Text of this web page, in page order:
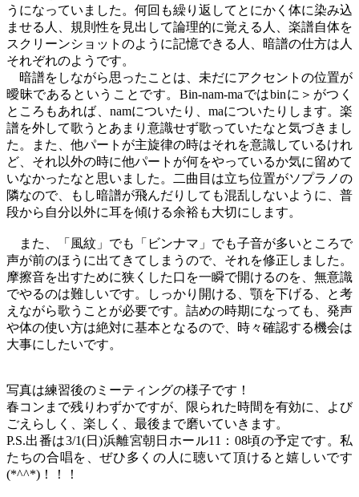
うになっていました。何回も繰り返してとにかく体に染み込
ませる人、規則性を見出して論理的に覚える人、楽譜自体を
スクリーンショットのように記憶できる人、暗譜の仕方は人
それぞれのようです。
暗譜をしながら思ったことは、未だにアクセントの位置が
曖昧であるということです。Bin-nam-maではbinに＞がつく
ところもあれば、namについたり、maについたりします。楽
譜を外して歌うとあまり意識せず歌っていたなと気づきまし
た。また、他パートが主旋律の時はそれを意識しているけれ
ど、それ以外の時に他パートが何をやっているか気に留めて
いなかったなと思いました。二曲目は立ち位置がソプラノの
隣なので、もし暗譜が飛んだりしても混乱しないように、普
段から自分以外に耳を傾ける余裕も大切にします。
また、「風紋」でも「ビンナマ」でも子音が多いところで
声が前のほうに出てきてしまうので、それを修正しました。
摩擦音を出すために狭くした口を一瞬で開けるのを、無意識
でやるのは難しいです。しっかり開ける、顎を下げる、と考
えながら歌うことが必要です。詰めの時期になっても、発声
や体の使い方は絶対に基本となるので、時々確認する機会は
大事にしたいです。
写真は練習後のミーティングの様子です！
春コンまで残りわずかですが、限られた時間を有効に、よび
ごえらしく、楽しく、最後まで磨いていきます。
P.S.出番は3/1(日)浜離宮朝日ホール11：08頃の予定です。私
たちの合唱を、ぜひ多くの人に聴いて頂けると嬉しいです
(*^^*)！！！